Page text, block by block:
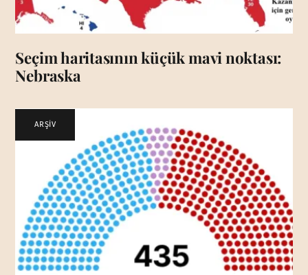
Seçim haritasının küçük mavi noktası:
Nebraska
ARŞİV